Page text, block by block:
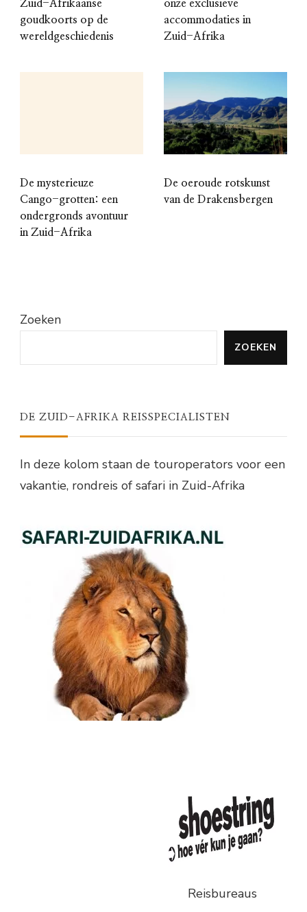
Zuid-Afrikaanse
goudkoorts op de
wereldgeschiedenis
onze exclusieve
accommodaties in
Zuid-Afrika
De mysterieuze
Cango-grotten: een
ondergronds avontuur
in Zuid-Afrika
De oeroude rotskunst
van de Drakensbergen
Zoeken
ZOEKEN
DE ZUID-AFRIKA REISSPECIALISTEN
In deze kolom staan de touroperators voor een
vakantie, rondreis of safari in Zuid-Afrika
Reisbureaus